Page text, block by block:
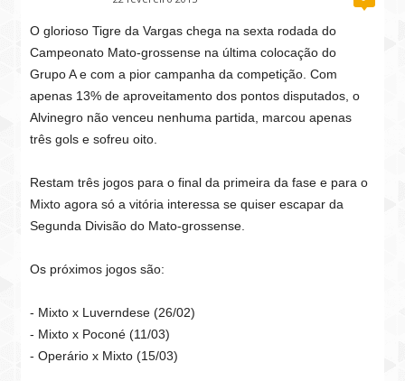
O glorioso Tigre da Vargas chega na sexta rodada do
Campeonato Mato-grossense na última colocação do
Grupo A e com a pior campanha da competição. Com
apenas 13% de aproveitamento dos pontos disputados, o
Alvinegro não venceu nenhuma partida, marcou apenas
três gols e sofreu oito.
Restam três jogos para o final da primeira da fase e para o
Mixto agora só a vitória interessa se quiser escapar da
Segunda Divisão do Mato-grossense.
Os próximos jogos são:
- Mixto x Luverndese (26/02)
- Mixto x Poconé (11/03)
- Operário x Mixto (15/03)